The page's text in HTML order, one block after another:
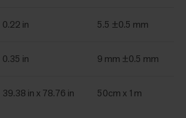
0.22 in 5.5 ±0.5 mm
0.35 in 9 mm ±0.5 mm
39.38 in x 78.76 in 50cm x 1m